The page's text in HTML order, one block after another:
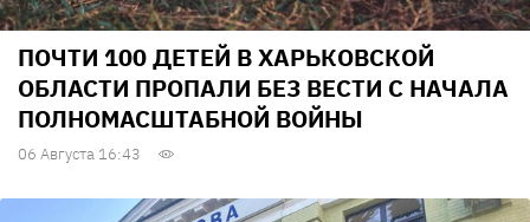
ПОЧТИ 100 ДЕТЕЙ В ХАРЬКОВСКОЙ
ОБЛАСТИ ПРОПАЛИ БЕЗ ВЕСТИ С НАЧАЛА
ПОЛНОМАСШТАБНОЙ ВОЙНЫ
06 Августа 16:43